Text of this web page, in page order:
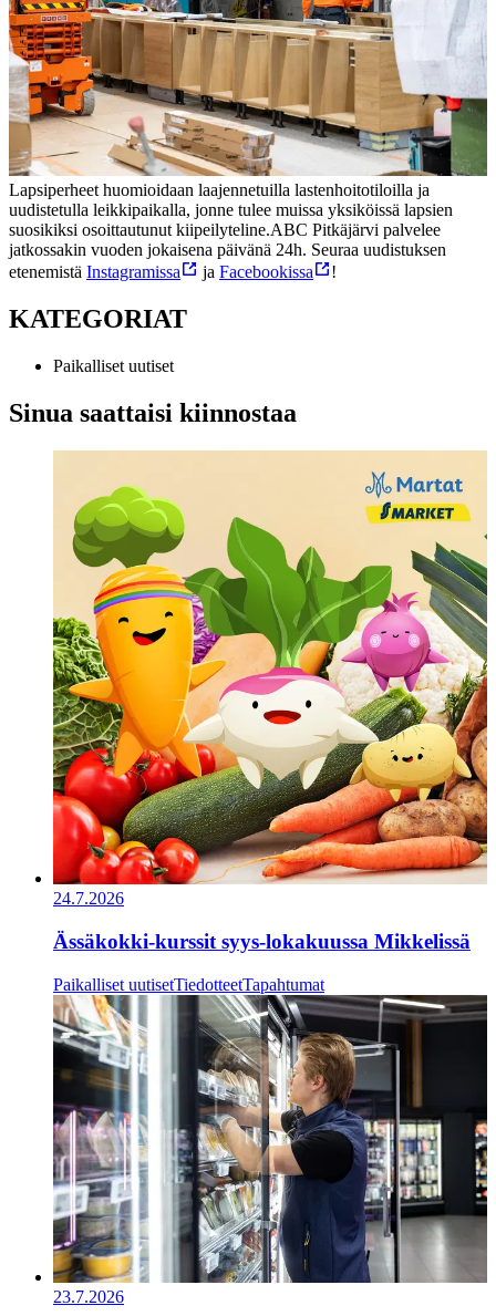
Lapsiperheet huomioidaan laajennetuilla lastenhoitotiloilla ja
uudistetulla leikkipaikalla, jonne tulee muissa yksiköissä lapsien
suosikiksi osoittautunut kiipeilyteline.ABC Pitkäjärvi palvelee
jatkossakin vuoden jokaisena päivänä 24h. Seuraa uudistuksen
etenemistä Instagramissa ja Facebookissa !
KATEGORIAT
Paikalliset uutiset
Sinua saattaisi kiinnostaa
24.7.2026
Ässäkokki-kurssit syys-lokakuussa Mikkelissä
Paikalliset uutisetTiedotteetTapahtumat
23.7.2026